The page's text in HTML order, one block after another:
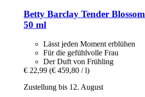
Betty Barclay Tender
50 ml
Lässt jeden Moment erblühen
Für die gefühlvolle Frau
Der Duft von Frühling
€ 22,99 (€ 459,80 / l)
Zustellung bis 12. August